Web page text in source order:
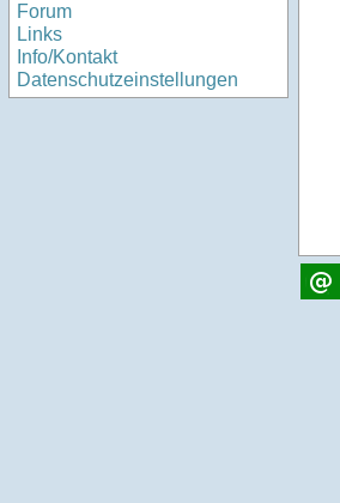
Forum
Links
Info/Kontakt
Datenschutzeinstellungen